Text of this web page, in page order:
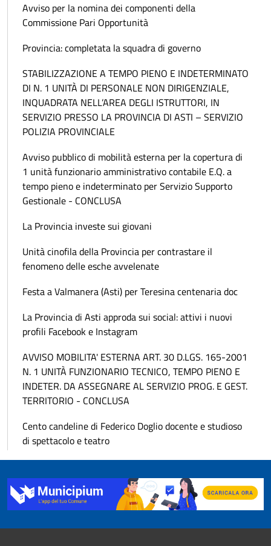
Avviso per la nomina dei componenti della
Commissione Pari Opportunità
Provincia: completata la squadra di governo
STABILIZZAZIONE A TEMPO PIENO E INDETERMINATO
DI N. 1 UNITÀ DI PERSONALE NON DIRIGENZIALE,
INQUADRATA NELL’AREA DEGLI ISTRUTTORI, IN
SERVIZIO PRESSO LA PROVINCIA DI ASTI – SERVIZIO
POLIZIA PROVINCIALE
Avviso pubblico di mobilità esterna per la copertura di
1 unità funzionario amministrativo contabile E.Q. a
tempo pieno e indeterminato per Servizio Supporto
Gestionale - CONCLUSA
La Provincia investe sui giovani
Unità cinofila della Provincia per contrastare il
fenomeno delle esche avvelenate
Festa a Valmanera (Asti) per Teresina centenaria doc
La Provincia di Asti approda sui social: attivi i nuovi
profili Facebook e Instagram
AVVISO MOBILITA' ESTERNA ART. 30 D.LGS. 165-2001
N. 1 UNITÀ FUNZIONARIO TECNICO, TEMPO PIENO E
INDETER. DA ASSEGNARE AL SERVIZIO PROG. E GEST.
TERRITORIO - CONCLUSA
Cento candeline di Federico Doglio docente e studioso
di spettacolo e teatro